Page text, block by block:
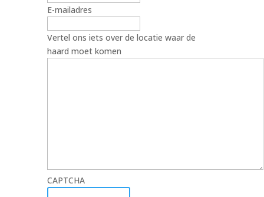
E-mailadres
Vertel ons iets over de locatie waar de
haard moet komen
CAPTCHA